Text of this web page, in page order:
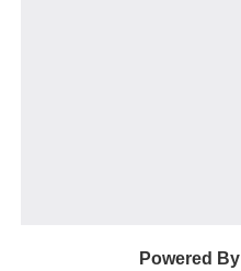
Powered